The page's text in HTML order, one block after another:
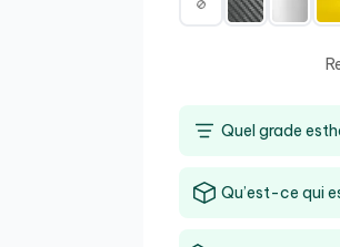
Quel grade
Qu’est-ce qui